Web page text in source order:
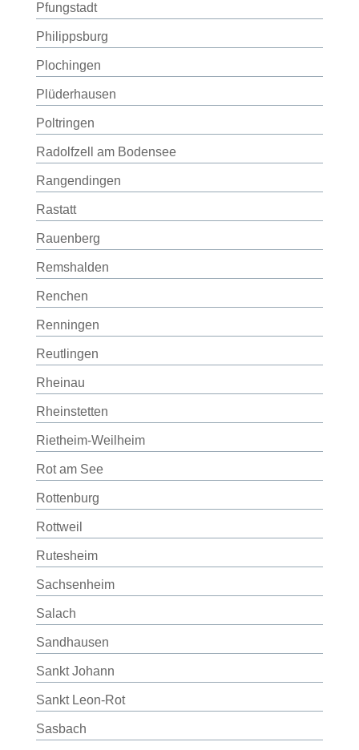
Pfungstadt
Philippsburg
Plochingen
Plüderhausen
Poltringen
Radolfzell am Bodensee
Rangendingen
Rastatt
Rauenberg
Remshalden
Renchen
Renningen
Reutlingen
Rheinau
Rheinstetten
Rietheim-Weilheim
Rot am See
Rottenburg
Rottweil
Rutesheim
Sachsenheim
Salach
Sandhausen
Sankt Johann
Sankt Leon-Rot
Sasbach